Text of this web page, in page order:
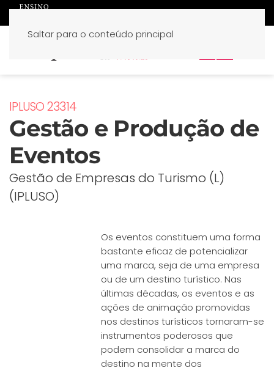
Saltar para o conteúdo principal
IPLUSO 23314
Gestão e Produção de
Eventos
Gestão de Empresas do Turismo (L)
(IPLUSO)
Os eventos constituem uma forma
bastante eficaz de potencializar
uma marca, seja de uma empresa
ou de um destino turístico. Nas
últimas décadas, os eventos e as
ações de animação promovidas
nos destinos turísticos tornaram-se
instrumentos poderosos que
podem consolidar a marca do
destino na mente dos